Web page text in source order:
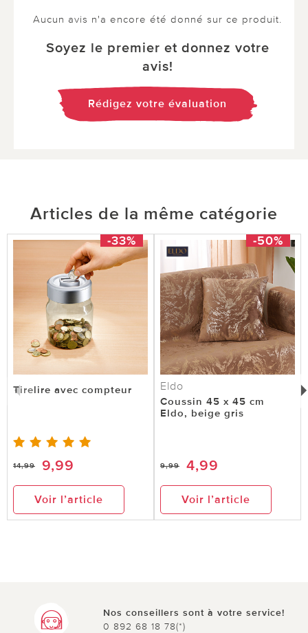
Aucun avis n'a encore été donné sur ce produit.
Soyez le premier et donnez votre
avis!
Rédigez votre évaluation
Articles de la même catégorie
-33%
Tirelire avec compteur
14,99 9,99
Voir l’article
-50%
Eldo
Coussin 45 x 45 cm
Eldo, beige gris
9,99 4,99
Voir l’article
Nos conseillers sont à votre service!
0 892 68 18 78(*)